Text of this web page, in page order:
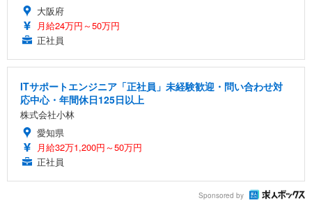
大阪府
月給24万円～50万円
正社員
ITサポートエンジニア「正社員」未経験歓迎・問い合わせ対
応中心・年間休日125日以上
株式会社小林
愛知県
月給32万1,200円～50万円
正社員
Sponsored by